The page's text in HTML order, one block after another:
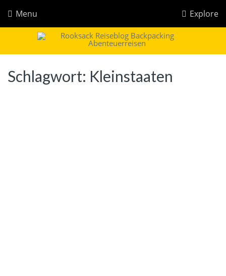
Explore
Menu
Rooksack
Reiseblog für Backpacking in Europa und der Welt
Schlagwort: Kleinstaaten